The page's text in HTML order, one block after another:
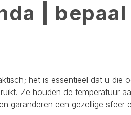
|
het is essentieel dat u die
Ze houden de temperatuur
garanderen een gezellige sfeer